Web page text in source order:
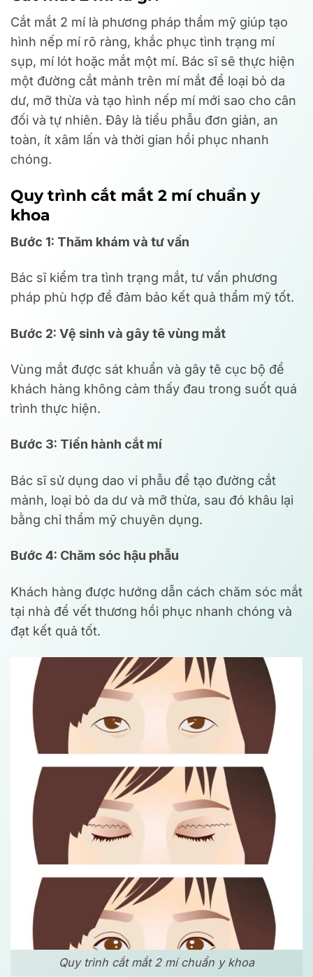
Cắt mắt 2 mí là phương pháp thẩm mỹ giúp tạo
hình nếp mí rõ ràng, khắc phục tình trạng mí
sụp, mí lót hoặc mắt một mí. Bác sĩ sẽ thực hiện
một đường cắt mảnh trên mí mắt để loại bỏ da
dư, mỡ thừa và tạo hình nếp mí mới sao cho cân
đối và tự nhiên. Đây là tiểu phẫu đơn giản, an
toàn, ít xâm lấn và thời gian hồi phục nhanh
chóng.
Quy trình cắt mắt 2 mí chuẩn y
khoa
Bước 1: Thăm khám và tư vấn
Bác sĩ kiểm tra tình trạng mắt, tư vấn phương
pháp phù hợp để đảm bảo kết quả thẩm mỹ tốt.
Bước 2: Vệ sinh và gây tê vùng mắt
Vùng mắt được sát khuẩn và gây tê cục bộ để
khách hàng không cảm thấy đau trong suốt quá
trình thực hiện.
Bước 3: Tiến hành cắt mí
Bác sĩ sử dụng dao vi phẫu để tạo đường cắt
mảnh, loại bỏ da dư và mỡ thừa, sau đó khâu lại
bằng chỉ thẩm mỹ chuyên dụng.
Bước 4: Chăm sóc hậu phẫu
Khách hàng được hướng dẫn cách chăm sóc mắt
tại nhà để vết thương hồi phục nhanh chóng và
đạt kết quả tốt.
Quy trình cắt mắt 2 mí chuẩn y khoa